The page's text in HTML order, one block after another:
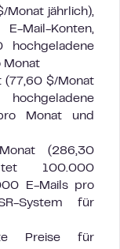
Monat jährlich),
Konten,
hochgeladene
Monat
(77,60 $/Monat
Monat und
(286,30
100.000
E-Mails pro
System für
Preise für